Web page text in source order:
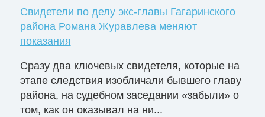
Свидетели по делу экс-главы Гагаринского
района Романа Журавлева меняют
показания
Сразу два ключевых свидетеля, которые на
этапе следствия изобличали бывшего главу
района, на судебном заседании «забыли» о
том, как он оказывал на ни...